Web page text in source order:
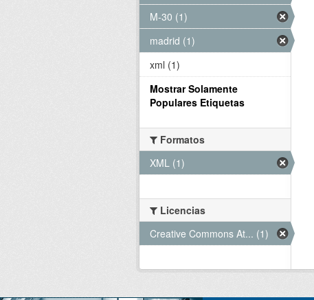
M-30 (1)
madrid (1)
xml (1)
Mostrar Solamente
Populares Etiquetas
Formatos
XML (1)
Licencias
Creative Commons At... (1)